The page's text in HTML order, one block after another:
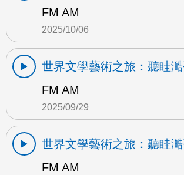
FM AM
2025/10/06
世界文學藝術之旅：聽眭
FM AM
2025/09/29
世界文學藝術之旅：聽眭
FM AM